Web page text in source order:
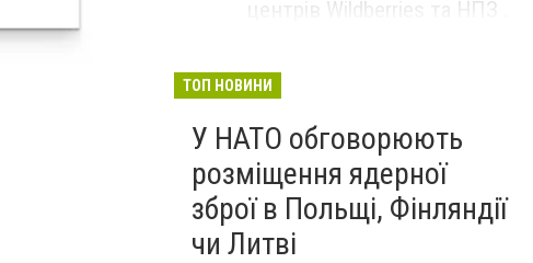
центрів Wildberries та НПЗ .
ТОП НОВИНИ
У НАТО обговорюють
розміщення ядерної
зброї в Польщі, Фінляндії
чи Литві